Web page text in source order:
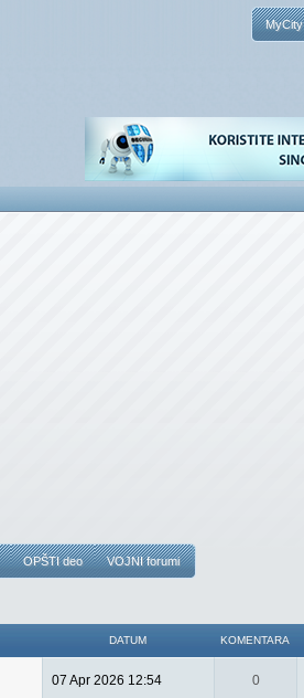
MyCity
OPŠTI deo VOJNI forumi
DATUM KOMENTARA
07 Apr 2026 12:54 0